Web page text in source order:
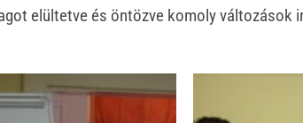
elültetve és öntözve komoly változások